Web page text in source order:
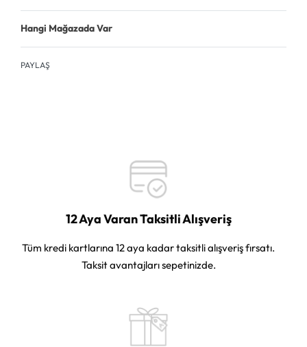
Hangi Mağazada Var
PAYLAŞ
12 Aya Varan Taksitli Alışveriş
Tüm kredi kartlarına 12 aya kadar taksitli alışveriş fırsatı.
Taksit avantajları sepetinizde.